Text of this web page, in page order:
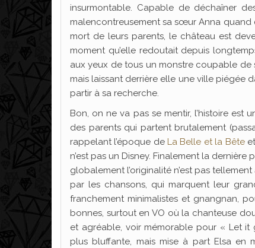
insurmontable. Capable de déchaîner
malencontreusement sa sœur Anna quand
mort de leurs parents, le château est
moment qu’elle redoutait depuis
aux yeux de tous un monstre coupable de
mais laissant derrière elle une ville piégée
partir à sa recherche.
Bon, on ne va pas se mentir, l’histoire
des parents qui partent brutalement
rappelant l’époque de La Belle et la Bête
n’est pas un Disney. Finalement la
globalement l’originalité n’est pas
par les chansons, qui marquent leur
franchement minimalistes et gnangnan,
bonnes, surtout en VO où la chanteuse
et agréable, voir mémorable pour « Let it
plus bluffante, mais mise à part Elsa en